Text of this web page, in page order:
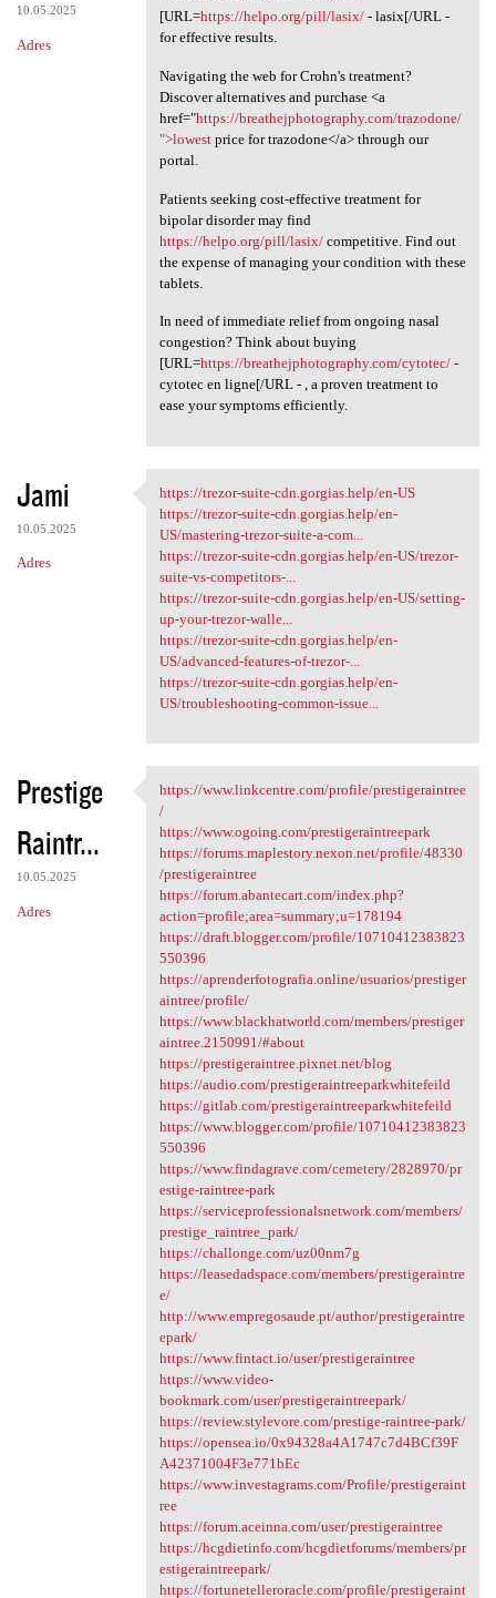
10.05.2025
Adres
[URL=https://helpo.org/pill/lasix/- lasix[/URL -
for effective results.
Navigating the web for Crohn's treatment?
Discover alternatives and purchase <a
href="https://breathejphotography.com/trazodone/
">lowestprice for trazodone</a> through our
portal.
Patients seeking cost-effective treatment for
bipolar disorder may find
https://helpo.org/pill/lasix/competitive. Find out
the expense of managing your condition with these
tablets.
In need of immediate relief from ongoing nasal
congestion? Think about buying
[URL=https://breathejphotography.com/cytotec/-
cytotec en ligne[/URL - , a proven treatment to
ease your symptoms efficiently.
Jami
10.05.2025
Adres
https://trezor-suite-cdn
https://trezor-suite-cdn.gorgias.help/en-US
https://trezor-suite-cdn.gorgias.help/en-
US/mastering-trezor-suite-a-com...
https://trezor-suite-cdn.gorgias.help/en-US/trezor-
suite-vs-competitors-...
https://trezor-suite-cdn.gorgias.help/en-US/setting-
up-your-trezor-walle...
https://trezor-suite-cdn.gorgias.help/en-
US/advanced-features-of-trezor-...
https://trezor-suite-cdn.gorgias.help/en-
US/troubleshooting-common-issue...
Prestige
Raintr...
10.05.2025
Adres
https://www.linkcentre.com
https://www.linkcentre.com/profile/prestigeraintree
/
https://www.ogoing.com/prestigeraintreepark
https://forums.maplestory.nexon.net/profile/48330
/prestigeraintree
https://forum.abantecart.com/index.php?
action=profile;area=summary;u=178194
https://draft.blogger.com/profile/10710412383823
550396
https://aprenderfotografia.online/usuarios/prestiger
aintree/profile/
https://www.blackhatworld.com/members/prestiger
aintree.2150991/#about
https://prestigeraintree.pixnet.net/blog
https://audio.com/prestigeraintreeparkwhitefeild
https://gitlab.com/prestigeraintreeparkwhitefeild
https://www.blogger.com/profile/10710412383823
550396
https://www.findagrave.com/cemetery/2828970/pr
estige-raintree-park
https://serviceprofessionalsnetwork.com/members/
prestige_raintree_park/
https://challonge.com/uz00nm7g
https://leasedadspace.com/members/prestigeraintre
e/
http://www.empregosaude.pt/author/prestigeraintre
epark/
https://www.fintact.io/user/prestigeraintree
https://www.video-
bookmark.com/user/prestigeraintreepark/
https://review.stylevore.com/prestige-raintree-park/
https://opensea.io/0x94328a4A1747c7d4BCf39F
A42371004F3e771bEc
https://www.investagrams.com/Profile/prestigeraint
ree
https://forum.aceinna.com/user/prestigeraintree
https://hcgdietinfo.com/hcgdietforums/members/pr
estigeraintreepark/
https://fortunetelleroracle.com/profile/prestigeraint